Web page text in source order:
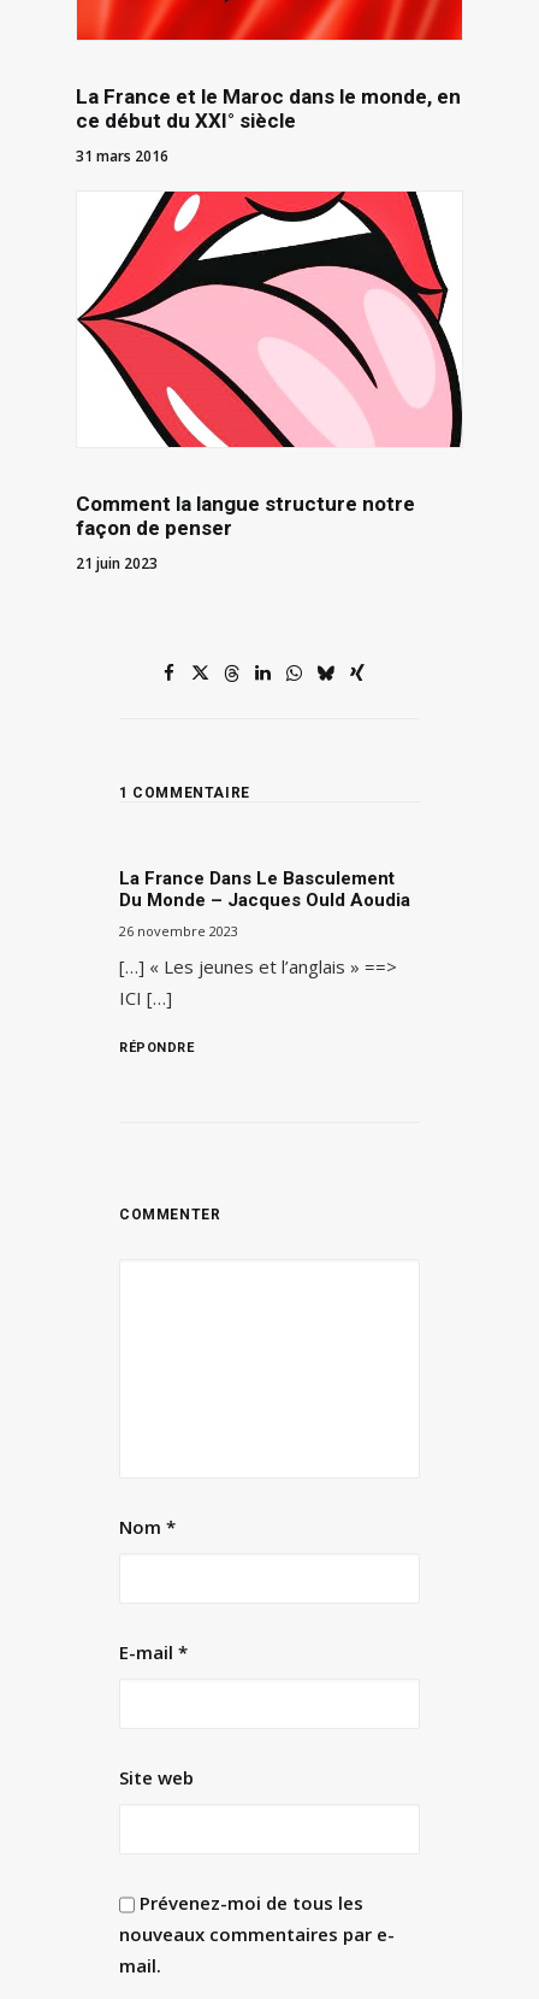
La France et le Maroc dans le monde, en
ce début du XXI° siècle
31 mars 2016
Comment la langue structure notre
façon de penser
21 juin 2023
1 COMMENTAIRE
La France Dans Le Basculement
Du Monde – Jacques Ould Aoudia
26 novembre 2023
[…] « Les jeunes et l’anglais » ==>
ICI […]
RÉPONDRE
Nom *
E-mail *
Site web
Prévenez-moi de tous les
nouveaux commentaires par e-
mail.